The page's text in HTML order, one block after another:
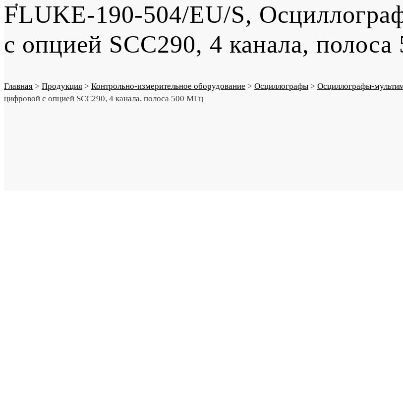
FLUKE-190-504/EU/S,
с опцией SCC290, 4 канала,
Главная > Продукция > Контрольно-измерительное оборудование > Осциллографы > Осциллографы-
цифровой с опцией SCC290, 4 канала, полоса 500 МГц